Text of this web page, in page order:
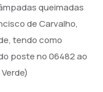
queimadas
de Carvalho,
tendo como
poste no 06482 ao